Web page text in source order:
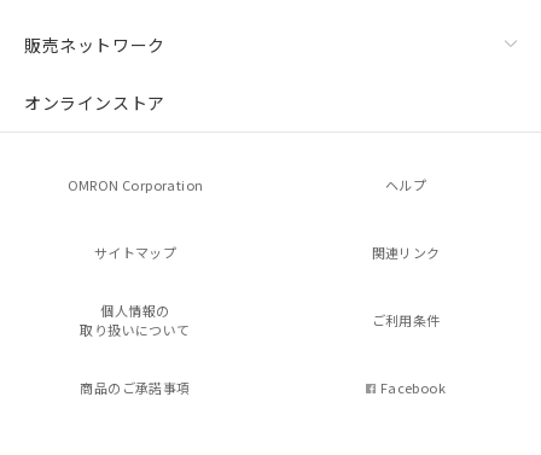
販売ネットワーク
オンラインストア
OMRON Corporation ヘルプ
サイトマップ 関連リンク
個人情報の
取り扱いについて
ご利用条件
商品のご承諾事項 Facebook